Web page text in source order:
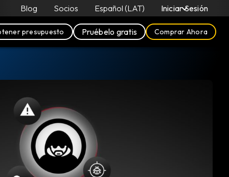
Blog Socios Español (LAT) Iniciar Sesión
presupuesto Pruébelo gratis Comprar Ahora